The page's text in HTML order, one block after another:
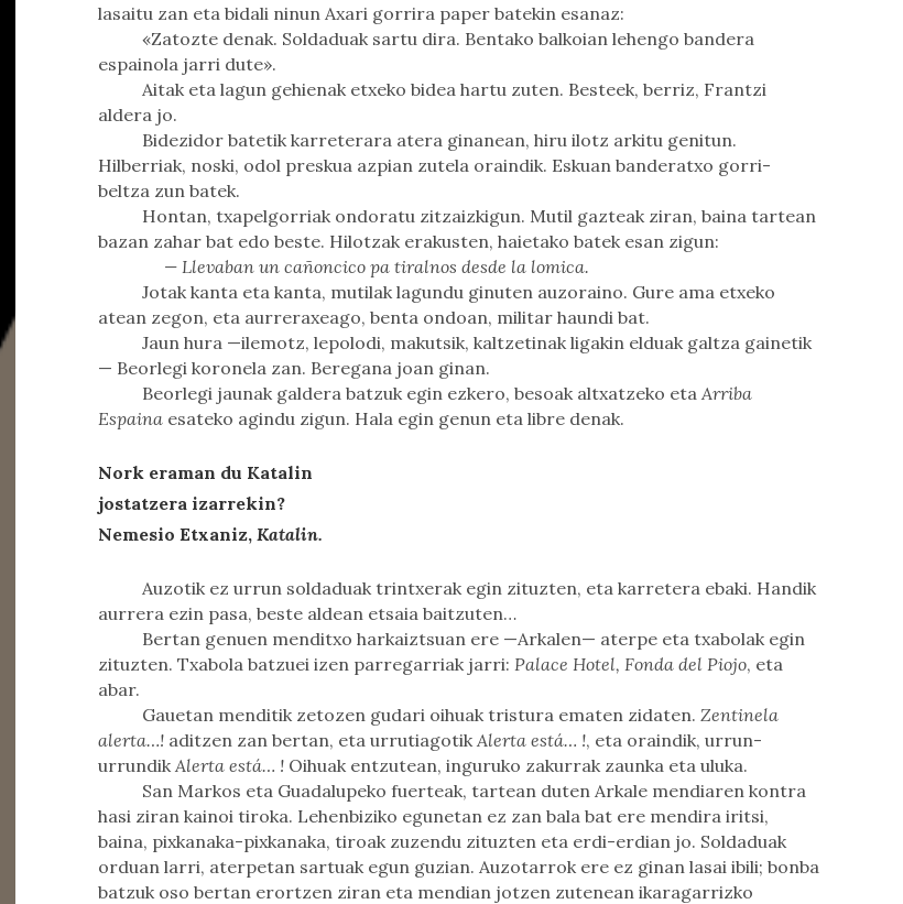
lasaitu zan eta bidali ninun Axari gorrira paper batekin esanaz:
«Zatozte denak. Soldaduak sartu dira. Bentako balkoian lehengo bandera
espainola jarri dute».
Aitak eta lagun gehienak etxeko bidea hartu zuten. Besteek, berriz, Frantzi
aldera jo.
Bidezidor batetik karreterara atera ginanean, hiru ilotz arkitu genitun.
Hilberriak, noski, odol preskua azpian zutela oraindik. Eskuan banderatxo gorri-
beltza zun batek.
Hontan, txapelgorriak ondoratu zitzaizkigun. Mutil gazteak ziran, baina tartean
bazan zahar bat edo beste. Hilotzak erakusten, haietako batek esan zigun:
— Llevaban un cañoncico pa tiralnos desde la lomica.
Jotak kanta eta kanta, mutilak lagundu ginuten auzoraino. Gure ama etxeko
atean zegon, eta aurreraxeago, benta ondoan, militar haundi bat.
Jaun hura —ilemotz, lepolodi, makutsik, kaltzetinak ligakin elduak galtza gainetik
— Beorlegi koronela zan. Beregana joan ginan.
Beorlegi jaunak galdera batzuk egin ezkero, besoak altxatzeko eta Arriba
Espainaesateko agindu zigun. Hala egin genun eta libre denak.
Nork eraman du Katalin
jostatzera izarrekin?
Nemesio Etxaniz, Katalin.
Auzotik ez urrun soldaduak trintxerak egin zituzten, eta karretera ebaki. Handik
aurrera ezin pasa, beste aldean etsaia baitzuten…
Bertan genuen menditxo harkaiztsuan ere —Arkalen— aterpe eta txabolak egin
zituzten. Txabola batzuei izen parregarriak jarri: Palace Hotel, Fonda del Piojo, eta
abar.
Gauetan menditik zetozen gudari oihuak tristura ematen zidaten. Zentinela
alerta…!aditzen zan bertan, eta urrutiagotik Alerta está… !, eta oraindik, urrun-
urrundik Alerta está… !Oihuak entzutean, inguruko zakurrak zaunka eta uluka.
San Markos eta Guadalupeko fuerteak, tartean duten Arkale mendiaren kontra
hasi ziran kainoi tiroka. Lehenbiziko egunetan ez zan bala bat ere mendira iritsi,
baina, pixkanaka-pixkanaka, tiroak zuzendu zituzten eta erdi-erdian jo. Soldaduak
orduan larri, aterpetan sartuak egun guzian. Auzotarrok ere ez ginan lasai ibili; bonba
batzuk oso bertan erortzen ziran eta mendian jotzen zutenean ikaragarrizko